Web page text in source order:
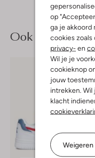
op
ga je akkoord
cookies zoals
privacy- en
Wil je je
cookieknop
jouw
intrekken.
klacht
Weigeren
Ook iets voor